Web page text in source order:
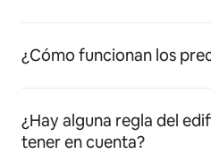
¿Cómo funcionan los
¿Hay alguna regla del
tener en cuenta?